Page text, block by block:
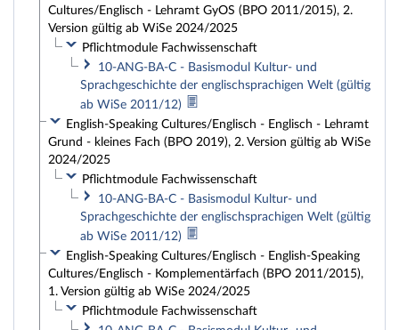
Cultures/Englisch - Lehramt GyOS (BPO 2011/2015), 2.
Version gültig ab WiSe 2024/2025
Pflichtmodule Fachwissenschaft
10-ANG-BA-C - Basismodul Kultur- und
Sprachgeschichte der englischsprachigen Welt (gültig
ab WiSe 2011/12)
English-Speaking Cultures/Englisch - Englisch - Lehramt
Grund - kleines Fach (BPO 2019), 2. Version gültig ab WiSe
2024/2025
Pflichtmodule Fachwissenschaft
10-ANG-BA-C - Basismodul Kultur- und
Sprachgeschichte der englischsprachigen Welt (gültig
ab WiSe 2011/12)
English-Speaking Cultures/Englisch - English-Speaking
Cultures/Englisch - Komplementärfach (BPO 2011/2015),
1. Version gültig ab WiSe 2024/2025
Pflichtmodule Fachwissenschaft